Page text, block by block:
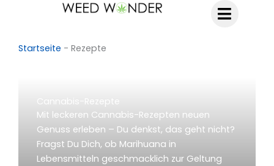
Startseite - Rezepte
Cannabis-Rezepte​
Mit leckeren Cannabis-Rezepten neuen
Genuss erleben – Du denkst, das geht nicht?
Fragst Du Dich, ob Marihuana in
Lebensmitteln geschmacklich zur Geltung